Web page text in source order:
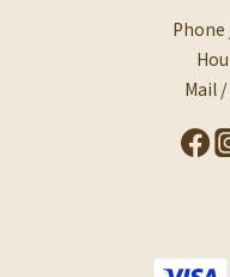
Phone
Mail /